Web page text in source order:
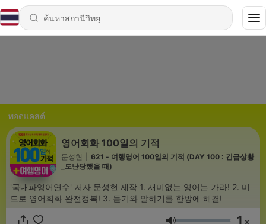
พอดแคสต์
영어회화 100일의 기적
문성현
621 - 여행영어 100일의 기적 (DAY 100 : 긴급상황
_도난당했을 때)
'국내파영어연수' 저자 문성현 제작 1. 재미없는 영어는 가라! 2. 미
드로 영어회화 완전정복! 3. 듣기와 말하기를 한방에 해결!
1 x